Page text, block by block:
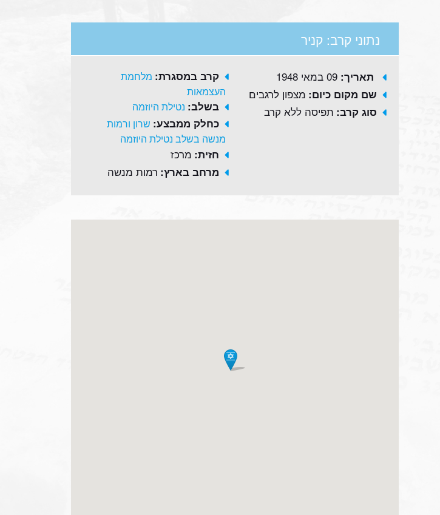
נתוני קרב: קניר
קרב במסגרת: מלחמת
העצמאות
בשלב: נטילת היוזמה
כחלק ממבצע: שרון ורמות
מנשה בשלב נטילת היוזמה
חזית: מרכז
מרחב בארץ: רמות מנשה
תאריך: 09 במאי 1948
שם מקום כיום: מצפון לרגבים
סוג קרב: תפיסה ללא קרב